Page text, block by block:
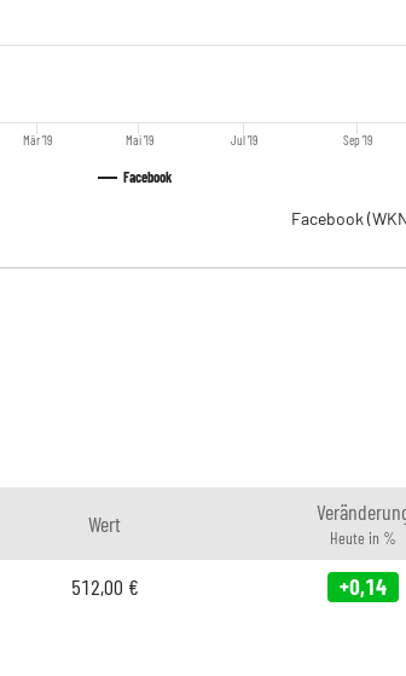
Facebook
Mär '19 Mai '19 Jul '19 Sep '19
Facebook
Wert
Heute in %
512,00 € +0,14